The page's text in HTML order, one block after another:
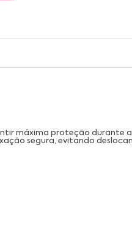
máxima proteção durante
segura, evitando